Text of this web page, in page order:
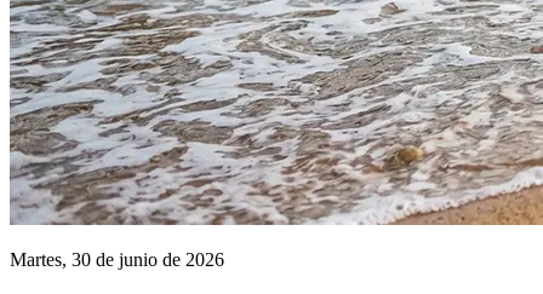
Martes, 30 de junio de 2026